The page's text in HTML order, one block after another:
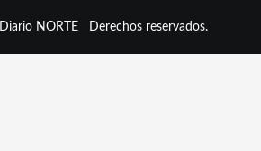
Diario NORTEDerechos reservados.